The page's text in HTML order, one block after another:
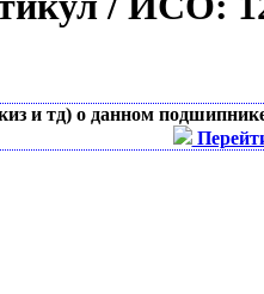
и тд) о данном